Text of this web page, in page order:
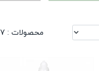
محصولات : ۱۷